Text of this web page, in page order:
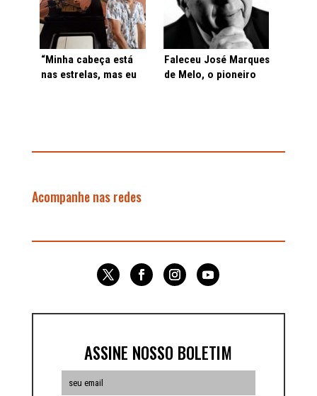
“Minha cabeça está
nas estrelas, mas eu
Faleceu José Marques
de Melo, o pioneiro
Acompanhe nas redes
ASSINE NOSSO BOLETIM